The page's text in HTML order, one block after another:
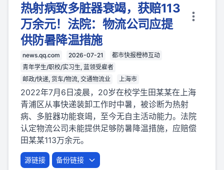
热射病致多脏器衰竭，获赔113
万余元！法院：物流公司应提
供防暑降温措施
news.qq.com 2026-07-21
都市快报橙柿互动
青年学生/职校/实习生, 蓝领受雇者
邮政/快递, 货车/物流, 交通物流业
上海市
2022年7月6日凌晨，20岁在校学生田某某在上海
青浦区从事快递装卸工作时中暑，被诊断为热射
病、多脏器功能衰竭，至今无自主活动能力。法院
认定物流公司未能提供足够防暑降温措施，应赔偿
田某某113万余元。
源链接 备份链接